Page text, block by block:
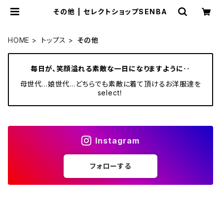
その他 | セレクトショップSENBA
HOME トップス その他
毎日が、笑顔溢れる素敵な一日になりますように‥
母世代…娘世代…どちらでも素敵に着て頂けるお洋服達を
select！
Instagram
フォローする